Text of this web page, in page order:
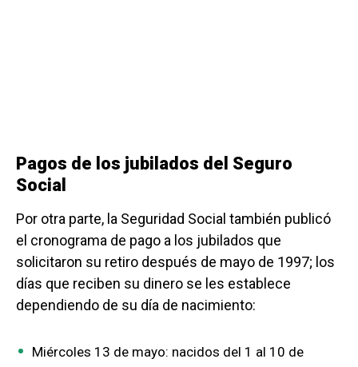
Pagos de los jubilados del Seguro
Social
Por otra parte, la Seguridad Social también publicó
el cronograma de pago a los jubilados que
solicitaron su retiro después de mayo de 1997; los
días que reciben su dinero se les establece
dependiendo de su día de nacimiento:
Miércoles 13 de mayo: nacidos del 1 al 10 de